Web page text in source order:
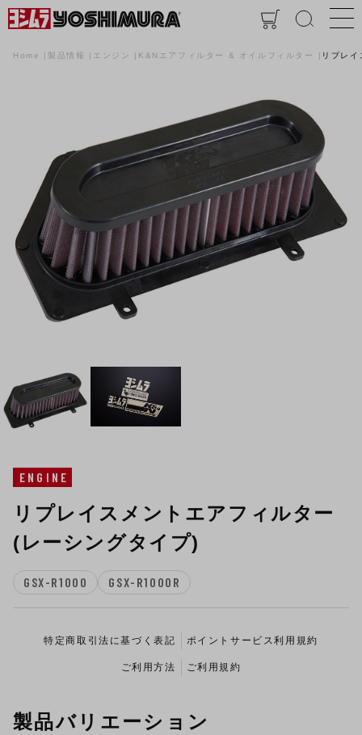
Home 製品情報 エンジン K&Nエアフィルター & オイルフィルター リプレ
ENGINE
リプレイスメントエアフィルター
(レーシングタイプ)
GSX-R1000 GSX-R1000R
特定商取引法に基づく表記 ポイントサービス利用規約
ご利用方法 ご利用規約
製品バリエーション